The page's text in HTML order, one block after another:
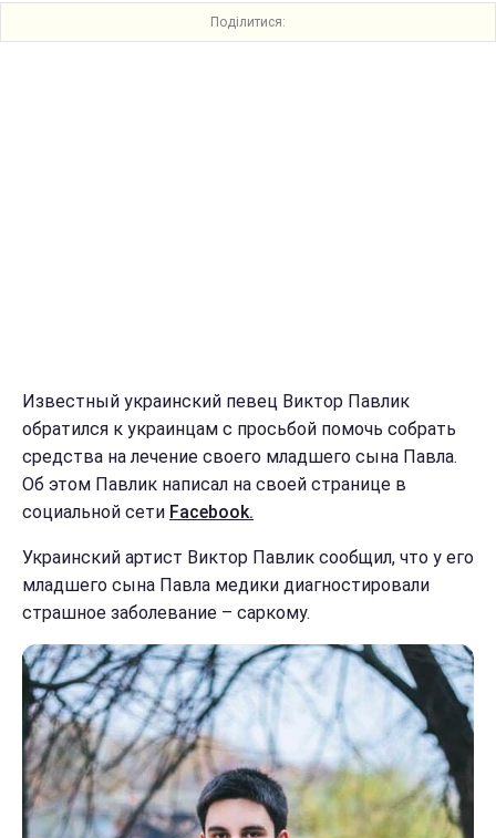
Поділитися:
Известный украинский певец Виктор Павлик
обратился к украинцам с просьбой помочь собрать
средства на лечение своего младшего сына Павла.
Об этом Павлик написал на своей странице в
социальной сети Facebook.
Украинский артист Виктор Павлик сообщил, что у его
младшего сына Павла медики диагностировали
страшное заболевание – саркому.